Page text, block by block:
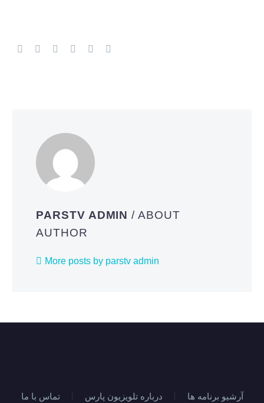
PARSTV ADMIN/ ABOUT
AUTHOR
More posts by parstv admin
تماس با ما درباره تلویزیون پارس آرشیو برنامه ها